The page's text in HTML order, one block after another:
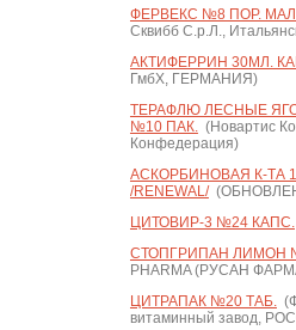
ФЕРВЕКС №8 ПОР.
Сквибб С.р.Л.,
АКТИФЕРРИН 30МЛ.
ГмбХ, ГЕРМАНИЯ)
ТЕРАФЛЮ ЛЕСНЫЕ
№10 ПАК.(Новартис
Конфедерация)
АСКОРБИНОВАЯ К-ТА
/RENEWAL/
ЦИТОВИР-3 №24 КАПС.
СТОПГРИПАН ЛИМОН
PHARMA (РУСАН
ЦИТРАПАК №20 ТАБ.
витаминный завод,